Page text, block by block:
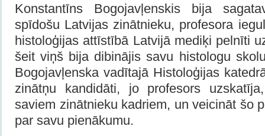
Konstantīns Bogojavļenskis bija
spīdošu Latvijas zinātnieku, profesora
histoloģijas attīstībā Latvijā mediķi pelnīti
šeit viņš bija dibinājis savu histologu
Bogojavļenska vadītajā Histoloģijas
zinātņu kandidāti, jo profesors
saviem zinātnieku kadriem, un veicināt šo
par savu pienākumu.